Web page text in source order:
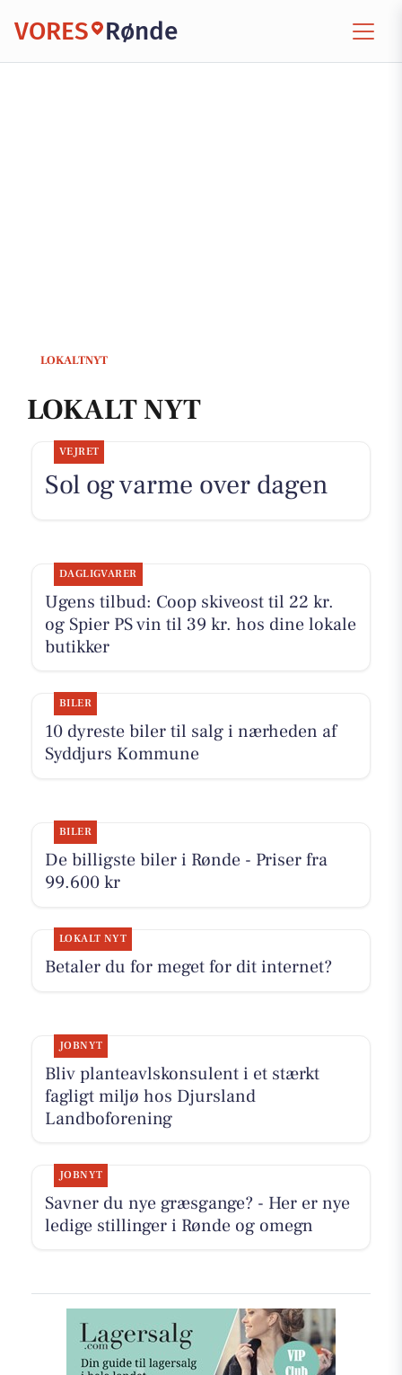
VORES Rønde
LOKALTNYT
LOKALT NYT
VEJRET
Sol og varme over dagen
DAGLIGVARER
Ugens tilbud: Coop skiveost til 22 kr.
og Spier PS vin til 39 kr. hos dine lokale
butikker
BILER
10 dyreste biler til salg i nærheden af
Syddjurs Kommune
BILER
De billigste biler i Rønde - Priser fra
99.600 kr
LOKALT NYT
Betaler du for meget for dit internet?
JOBNYT
Bliv planteavlskonsulent i et stærkt
fagligt miljø hos Djursland
Landboforening
JOBNYT
Savner du nye græsgange? - Her er nye
ledige stillinger i Rønde og omegn